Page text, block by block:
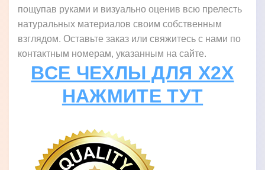
пощупав руками и визуально оценив всю прелесть
натуральных материалов своим собственным
взглядом. Оставьте заказ или свяжитесь с нами по
контактным номерам, указанным на сайте.
ВСЕ ЧЕХЛЫ ДЛЯ X2X
НАЖМИТЕ ТУТ